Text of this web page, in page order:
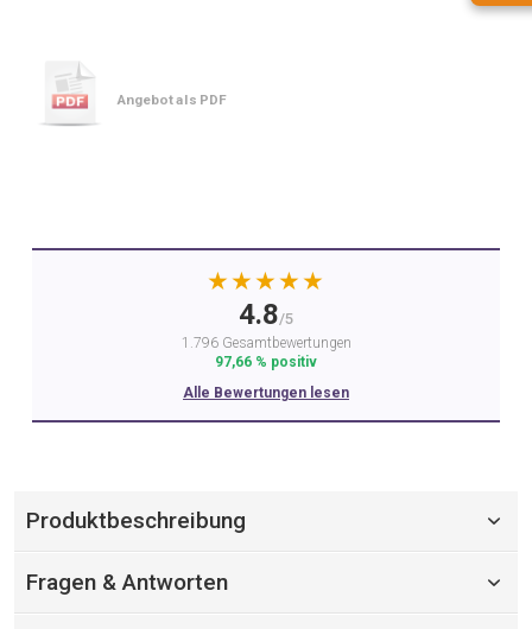
Angebot als PDF
★★★★★
4.8/5
1.796 Gesamtbewertungen
97,66 % positiv
Alle Bewertungen lesen
Produktbeschreibung
Fragen & Antworten